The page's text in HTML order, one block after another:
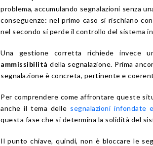
problema, accumulando segnalazioni senza
conseguenze: nel primo caso si rischiano
nel secondo si perde il controllo del sistema
Una gestione corretta richiede invece
ammissibilità della segnalazione. Prima
segnalazione è concreta, pertinente e
Per comprendere come affrontare queste
anche il tema delle segnalazioni infondate
questa fase che si determina la solidità del
Il punto chiave, quindi, non è bloccare le